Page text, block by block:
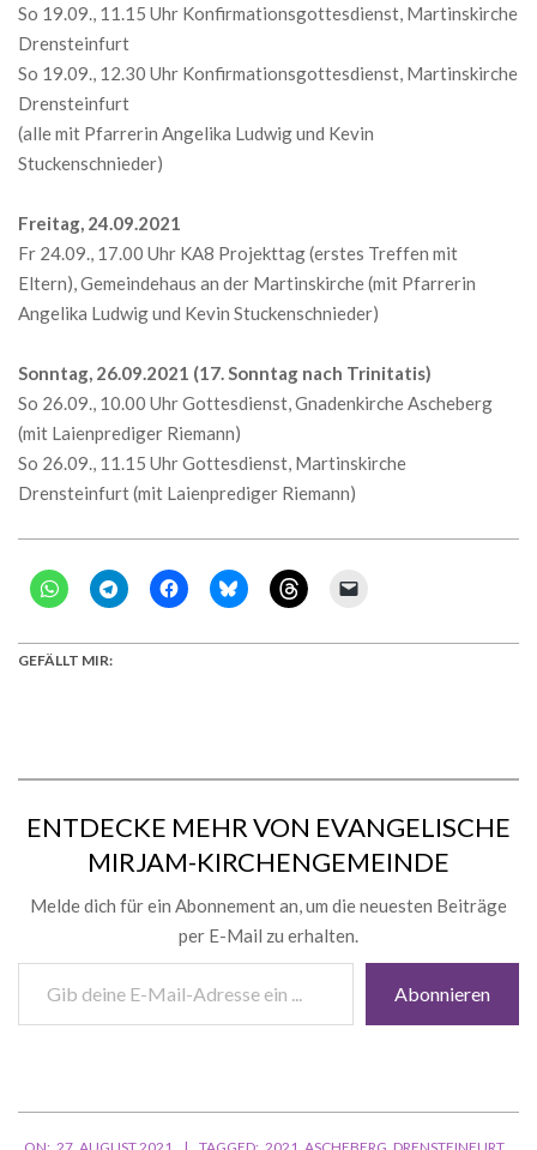
So 19.09., 11.15 Uhr Konfirmationsgottesdienst, Martinskirche
Drensteinfurt
So 19.09., 12.30 Uhr Konfirmationsgottesdienst, Martinskirche
Drensteinfurt
(alle mit Pfarrerin Angelika Ludwig und Kevin
Stuckenschnieder)
Freitag, 24.09.2021
Fr 24.09., 17.00 Uhr KA8 Projekttag (erstes Treffen mit
Eltern), Gemeindehaus an der Martinskirche (mit Pfarrerin
Angelika Ludwig und Kevin Stuckenschnieder)
Sonntag, 26.09.2021 (17. Sonntag nach Trinitatis)
So 26.09., 10.00 Uhr Gottesdienst, Gnadenkirche Ascheberg
(mit Laienprediger Riemann)
So 26.09., 11.15 Uhr Gottesdienst, Martinskirche
Drensteinfurt (mit Laienprediger Riemann)
GEFÄLLT MIR:
ENTDECKE MEHR VON EVANGELISCHE
MIRJAM-KIRCHENGEMEINDE
Melde dich für ein Abonnement an, um die neuesten Beiträge
per E-Mail zu erhalten.
deine
E-
Abonnieren